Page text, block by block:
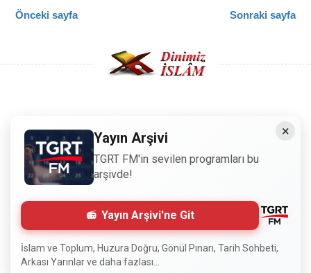
Önceki sayfa Sonraki sayfa
Sitemizdeki bilgiler, bütün insanların istifadesi için
hazırlanmıştır. Orijinaline sadık kalmak şartıyla, izin
almaya gerek kalmadan, herkes istediği gibi alıp istifade
edebilir.
Normal Siteyi Göster
×
Yayın Arşivi
TGRT FM'in sevilen programları bu
arşivde!
Yayın Arşivi'ne Git
İslam ve Toplum, Huzura Doğru, Gönül Pınarı, Tarih Sohbeti,
Arkası Yarınlar ve daha fazlası...